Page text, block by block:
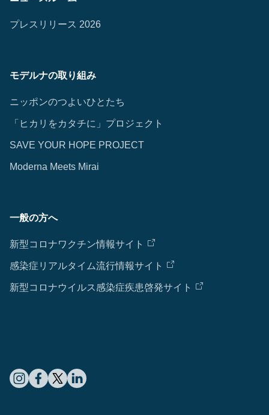
プレスリリース 2026
モデルナの取り組み
ニッポンのつよいひとたち
「ヒカリをカタチに」プロジェクト
SAVE YOUR HOPE PROJECT
Moderna Meets Mirai
一般の方へ
新型コロナワクチン情報サイト
感染症リアルタイム流行情報サイト
新型コロナウイルス感染症疾患啓発サイト